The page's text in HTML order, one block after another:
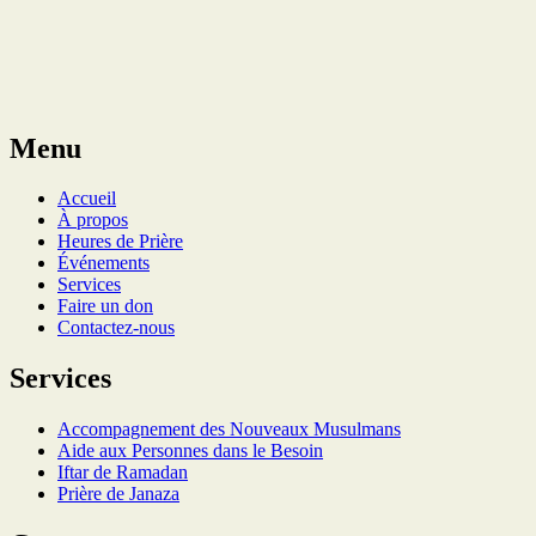
Menu
Accueil
À propos
Heures de Prière
Événements
Services
Faire un don
Contactez-nous
Services
Accompagnement des Nouveaux Musulmans
Aide aux Personnes dans le Besoin
Iftar de Ramadan
Prière de Janaza